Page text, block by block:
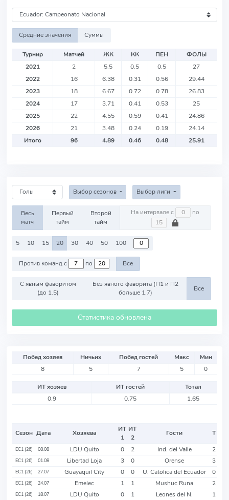
Средние значения Суммы
Турнир Матчей ЖК КК ПЕН
ФОЛЫ
2021
2 5.5 0.5 0.5
27
2022
16 6.38 0.31 0.56
29.44
2023
18 6.67 0.72 0.78
26.83
2024
17 3.71 0.41 0.53
25
2025
22 4.55 0.59 0.41
24.86
2026
21 3.48 0.24 0.19
24.14
Итого
96 4.89 0.46 0.48 25.91
Выбор сезонов Выбор лиги
Весь
матч
Первый
тайм
Второй
тайм
На интервале с по
5 10 15 20 30 40 50 100
Против команд с по Все
С явным фаворитом
(до 1.5)
Без явного фаворита (П1 и П2
больше 1.7)
Все
Статистика обновлена
Побед хозяев Ничьих Побед гостей Макс
Мин
8
5 7 5 0
ИТ хозяев ИТ гостей
Тотал
0.9
0.75 1.65
Сезон Дата Хозяева
ИТ
1
ИТ
2
Гости Т
EC1 (26) 08.08 LDU Quito 0 2 Ind. del Valle 2
EC1 (26) 01.08 Libertad Loja 3 0 Orense 3
EC1 (26) 27.07 Guayaquil City 0 0 U. Catolica del Ecuador 0
EC1 (26) 24.07 Emelec 1 1 Mushuc Runa 2
EC1 (26) 18.07 LDU Quito 0 1 Leones del N. 1